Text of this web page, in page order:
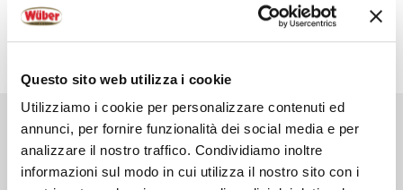
Questo sito web utilizza i cookie
Utilizziamo i cookie per personalizzare contenuti ed
annunci, per fornire funzionalità dei social media e per
analizzare il nostro traffico. Condividiamo inoltre
informazioni sul modo in cui utilizza il nostro sito con i
Nasce